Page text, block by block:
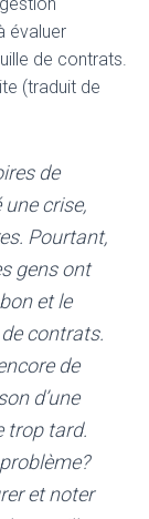
évaluer
de contrats.
(traduit de
de
crise,
Pourtant,
gens ont
et le
contrats.
de
d’une
trop tard.
et noter